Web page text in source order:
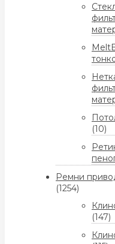
(10)
Ремни
(1254)
(147)